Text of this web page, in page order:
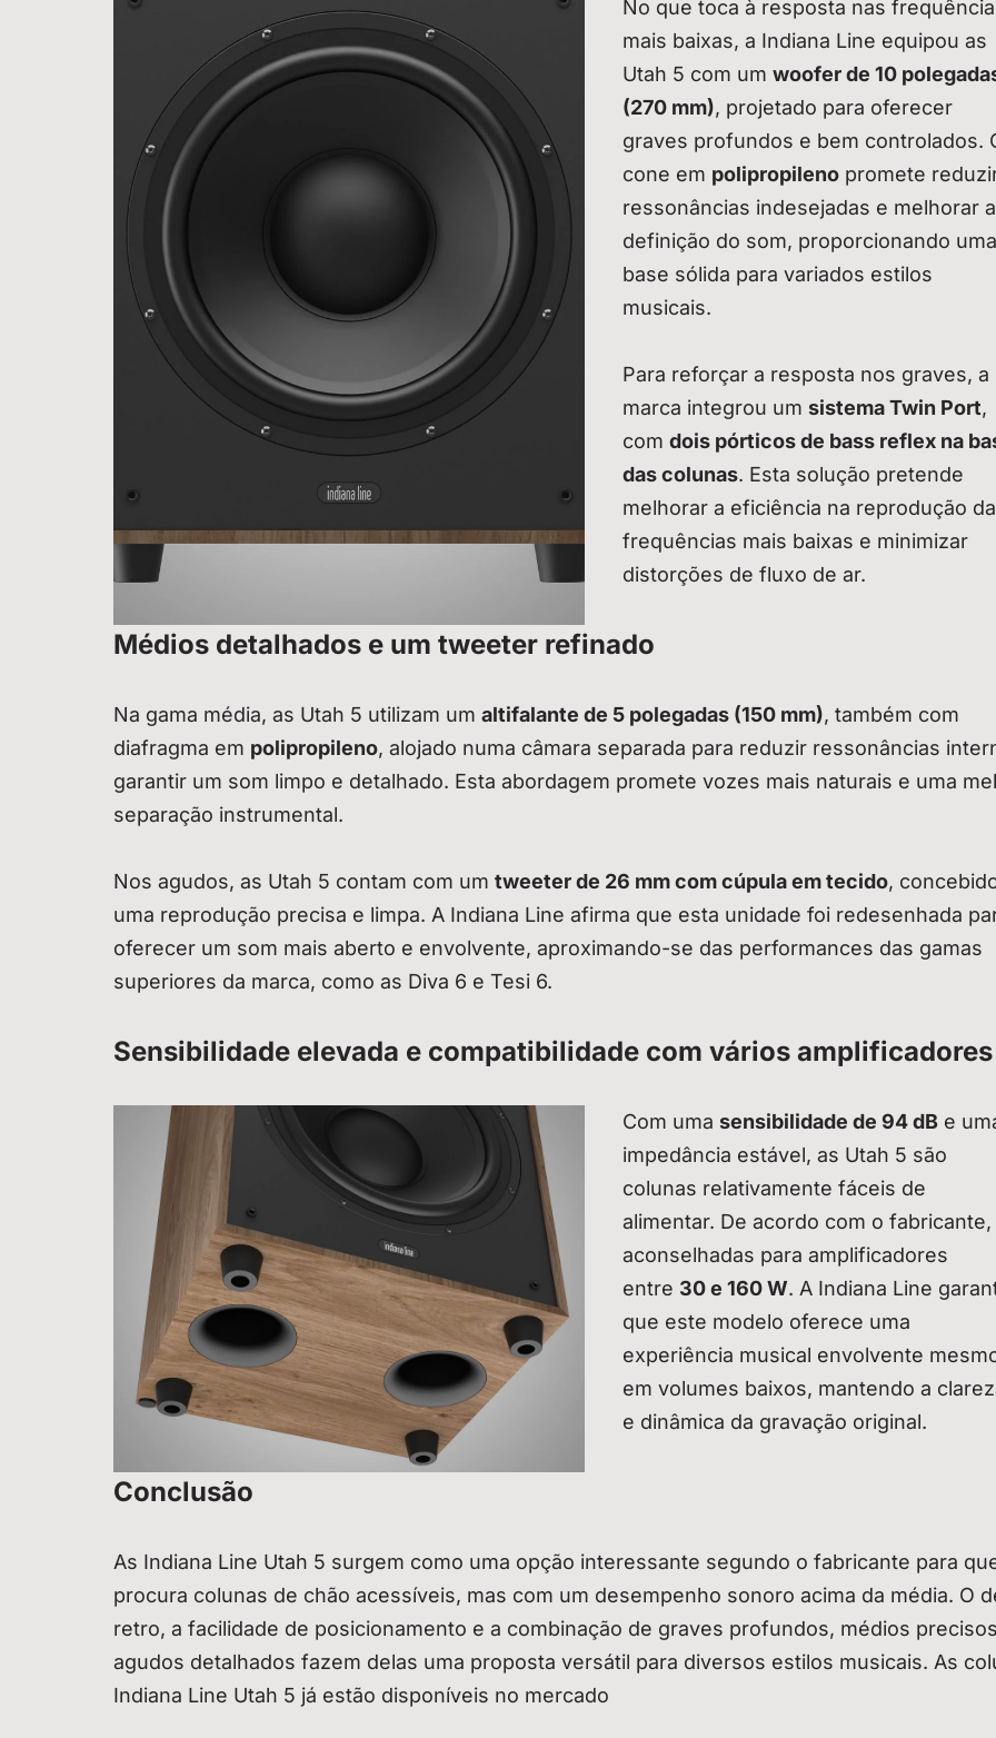
No que toca à resposta nas
mais baixas, a Indiana Line equipou as
Utah 5 com um woofer de 10
(270 mm), projetado para oferecer
graves profundos e bem controlados.
cone em polipropilenopromete
ressonâncias indesejadas e melhorar a
definição do som, proporcionando uma
base sólida para variados estilos
musicais.
Para reforçar a resposta nos graves, a
marca integrou um sistema Twin Port,
com dois pórticos de bass reflex na
das colunas. Esta solução pretende
melhorar a eficiência na reprodução
frequências mais baixas e minimizar
distorções de fluxo de ar.
Médios detalhados e um tweeter refinado
Na gama média, as Utah 5 utilizam um altifalante de 5 polegadas (150 mm), também com
diafragma em polipropileno, alojado numa câmara separada para reduzir ressonâncias
garantir um som limpo e detalhado. Esta abordagem promete vozes mais naturais e uma
separação instrumental.
Nos agudos, as Utah 5 contam com um tweeter de 26 mm com cúpula em tecido,
uma reprodução precisa e limpa. A Indiana Line afirma que esta unidade foi redesenhada
oferecer um som mais aberto e envolvente, aproximando-se das performances das gamas
superiores da marca, como as Diva 6 e Tesi 6.
Sensibilidade elevada e compatibilidade com vários amplificadores
Com uma sensibilidade de 94 dBe
impedância estável, as Utah 5 são
colunas relativamente fáceis de
alimentar. De acordo com o fabricante,
aconselhadas para amplificadores
entre 30 e 160 W. A Indiana Line
que este modelo oferece uma
experiência musical envolvente
em volumes baixos, mantendo a
e dinâmica da gravação original.
Conclusão
As Indiana Line Utah 5 surgem como uma opção interessante segundo o fabricante para
procura colunas de chão acessíveis, mas com um desempenho sonoro acima da média. O
retro, a facilidade de posicionamento e a combinação de graves profundos, médios
agudos detalhados fazem delas uma proposta versátil para diversos estilos musicais. As
Indiana Line Utah 5 já estão disponíveis no mercado